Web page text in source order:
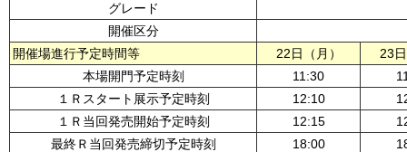
グレード
開催区分
開催場進行予定時間等
22日（月）
23
本場開門予定時刻
11:30
１Ｒスタート展示予定時刻
12:10
１Ｒ当回発売開始予定時刻
12:15
最終Ｒ当回発売締切予定時刻
18:00